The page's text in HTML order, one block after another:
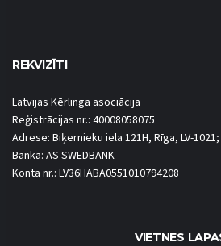
REKVIZĪTI
Latvijas Kērlinga asociācija
Reģistrācijas nr.: 40008058075
Adrese: Biķernieku iela 121H, Rīga, LV-1021;
Banka: AS SWEDBANK
Konta nr.: LV36HABA0551010794208
VIETNES